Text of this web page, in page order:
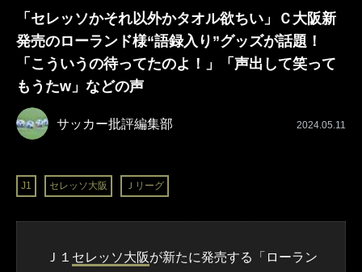
「セレッソかそれ以外かタオル欲ちい」Ｃ大阪新
発売のローランド様“語録入り”グッズが話題！
「こういうの待ってたのよ！」「声出して笑って
もうたw」などの声
サッカー批評編集部 2024.05.11
J1 セレッソ大阪 Ｊリーグ
Ｊ１ セレッソ大阪が新たに発売する「ローラン